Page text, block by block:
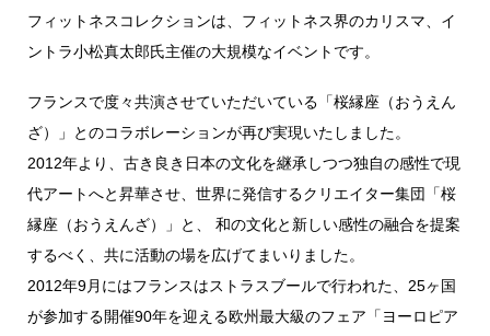
フィットネスコレクションは、フィットネス界のカリスマ、イ
ントラ小松真太郎氏主催の大規模なイベントです。
フランスで度々共演させていただいている「桜縁座（おうえん
ざ）」とのコラボレーションが再び実現いたしました。
2012年より、古き良き日本の文化を継承しつつ独自の感性で現
代アートへと昇華させ、世界に発信するクリエイター集団「桜
縁座（おうえんざ）」と、 和の文化と新しい感性の融合を提案
するべく、共に活動の場を広げてまいりました。
2012年9月にはフランスはストラスブールで行われた、25ヶ国
が参加する開催90年を迎える欧州最大級のフェア「ヨーロピア